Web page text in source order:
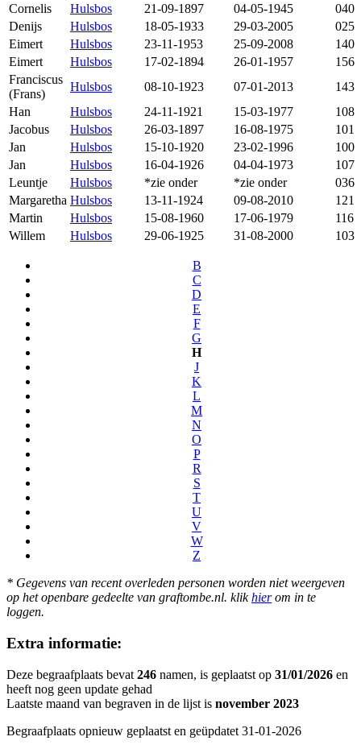
Cornelis
Hulsbos 21-09-1897 04-05-1945
040
Denijs
Hulsbos 18-05-1933 29-03-2005
025
Eimert
Hulsbos 23-11-1953 25-09-2008
140
Eimert
Hulsbos 17-02-1894 26-01-1957
156
Franciscus
(Frans)
Hulsbos 08-10-1923 07-01-2013
143
Han
Hulsbos 24-11-1921 15-03-1977
108
Jacobus
Hulsbos 26-03-1897 16-08-1975
101
Jan
Hulsbos 15-10-1920 23-02-1996
100
Jan
Hulsbos 16-04-1926 04-04-1973
107
Leuntje
Hulsbos *zie onder *zie onder
036
Margaretha Hulsbos 13-11-1924 09-08-2010
121
Martin
Hulsbos 15-08-1960 17-06-1979
116
Willem
Hulsbos 29-06-1925 31-08-2000 103
B
C
D
E
F
G
H
J
K
L
M
N
O
P
R
S
T
U
V
W
Z
* Gegevens van recent overleden personen worden niet weergeven
op het openbare gedeelte van graftombe.nl. klikhierom in te
loggen.
Extra informatie:
Deze begraafplaats bevat 246 namen, is geplaatst op 31/01/2026 en
heeft nog geen update gehad
Laatste maand van begraven in de lijst is november 2023
Begraafplaats opnieuw geplaatst en geüpdatet 31-01-2026